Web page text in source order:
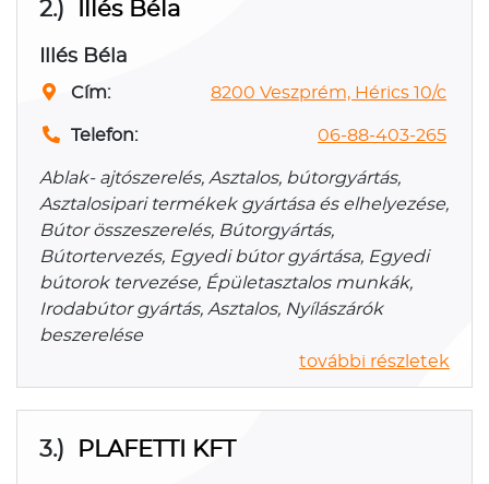
2.) Illés Béla
Illés Béla
Cím: 8200 Veszprém, Hérics 10/c
Telefon: 06-88-403-265
Ablak- ajtószerelés, Asztalos, bútorgyártás,
Asztalosipari termékek gyártása és elhelyezése,
Bútor összeszerelés, Bútorgyártás,
Bútortervezés, Egyedi bútor gyártása, Egyedi
bútorok tervezése, Épületasztalos munkák,
Irodabútor gyártás, Asztalos, Nyílászárók
beszerelése
további részletek
3.) PLAFETTI KFT